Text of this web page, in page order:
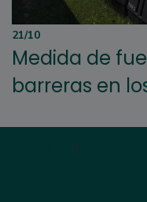
21/10
Medida de
barreras en
|